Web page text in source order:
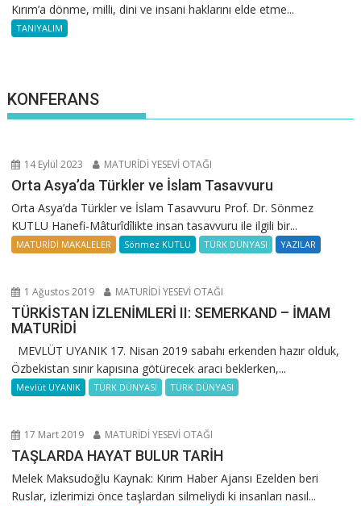
Kırım’a dönme, milli, dini ve insani haklarını elde etme...
TANIYALIM
KONFERANS
14 Eylül 2023 MATURİDİ YESEVİ OTAĞI
Orta Asya’da Türkler ve İslam Tasavvuru
Orta Asya’da Türkler ve İslam Tasavvuru Prof. Dr. Sönmez
KUTLU Hanefi-Mâturîdîlikte insan tasavvuru ile ilgili bir...
MATURİDİ MAKALELER Sönmez KUTLU TÜRK DÜNYASI YAZILAR
1 Ağustos 2019 MATURİDİ YESEVİ OTAĞI
TÜRKİSTAN İZLENİMLERİ II: SEMERKAND – İMAM
MATURİDİ
MEVLÜT UYANIK 17. Nisan 2019 sabahı erkenden hazır olduk,
Özbekistan sınır kapısına götürecek aracı beklerken,...
Mevlüt UYANIK TÜRK DÜNYASI TÜRK DÜNYASI
17 Mart 2019 MATURİDİ YESEVİ OTAĞI
TAŞLARDA HAYAT BULUR TARİH
Melek Maksudoğlu Kaynak: Kırım Haber Ajansı Ezelden beri
Ruslar, izlerimizi önce taşlardan silmeliydi ki insanları nasıl...